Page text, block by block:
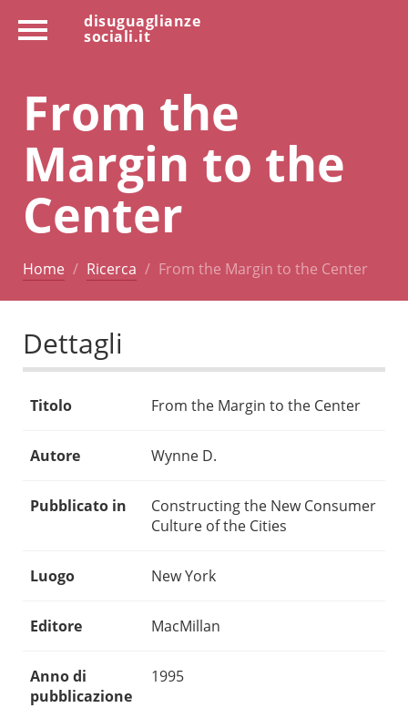
disuguaglianze
sociali.it
From the
Margin to the
Center
Home Ricerca From the Margin to the Center
Dettagli
Titolo From the Margin to the Center
Autore Wynne D.
Pubblicato in
Constructing the New Consumer
Culture of the Cities
Luogo New York
Editore MacMillan
Anno di
pubblicazione
1995